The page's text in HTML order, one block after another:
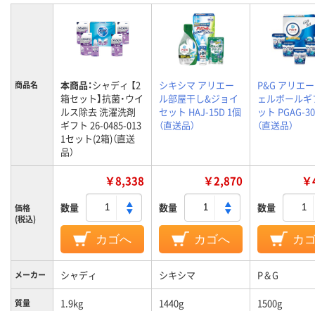
商品名 本商品：シャディ 【2
箱セット】抗菌・ウイ
ルス除去 洗濯洗剤
ギフト 26-0485-013
1セット(2箱)（直送
品）
シキシマ アリエー
ル部屋干し&ジョイ
セット HAJ-15D 1個
（直送品）
P&G アリエ
ェルボール
ット PGAG-
（直送品）
価格
(税込)
￥8,338
数量
カゴへ
￥2,870
数量
カゴへ
数量
カ
メーカー シャディ シキシマ P＆G
質量 1.9kg 1440g 1500g